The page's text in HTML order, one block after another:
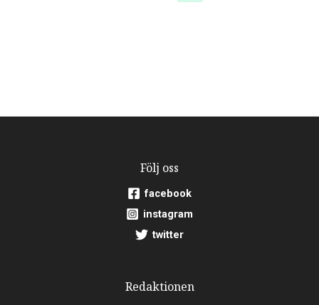
Följ oss
facebook
instagram
twitter
Redaktionen